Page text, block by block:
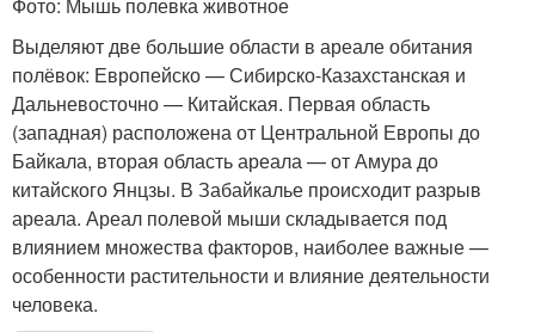
Фото: Мышь полевка животное
Выделяют две большие области в ареале обитания
полёвок: Европейско — Сибирско-Казахстанская и
Дальневосточно — Китайская. Первая область
(западная) расположена от Центральной Европы до
Байкала, вторая область ареала — от Амура до
китайского Янцзы. В Забайкалье происходит разрыв
ареала. Ареал полевой мыши складывается под
влиянием множества факторов, наиболее важные —
особенности растительности и влияние деятельности
человека.